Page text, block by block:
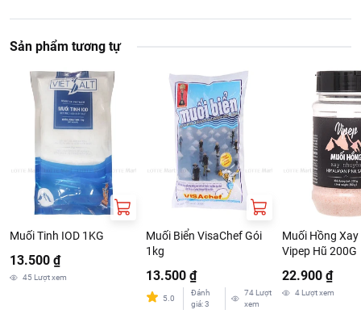
Sản phẩm tương tự
Muối Tinh IOD 1KG
13.500 ₫
45Lượt xem
Muối Biển VisaChef Gói
1kg
13.500 ₫
5.0
Đánh
giá:3
74 Lượt
xem
Muối Hồng
Vipep Hũ 200G
22.900 ₫
4Lượt xem